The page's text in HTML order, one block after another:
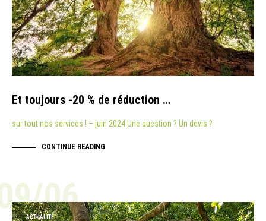
Et toujours -20 % de réduction …
sur tout nos services ! – juin 2024 Une question ? Un devis ?
CONTINUE READING
06
ACTUALITÉ